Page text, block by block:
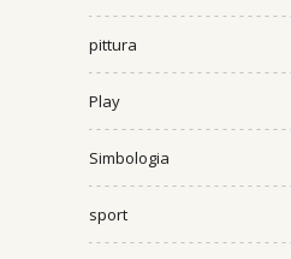
pittura
Play
Simbologia
sport